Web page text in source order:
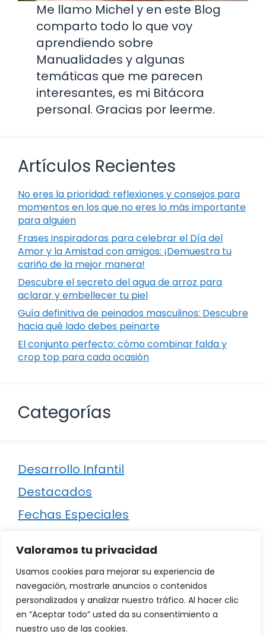
Valoramos tu privacidad
Usamos cookies para mejorar su experiencia de
navegación, mostrarle anuncios o contenidos
personalizados y analizar nuestro tráfico. Al hacer clic
en “Aceptar todo” usted da su consentimiento a
nuestro uso de las cookies.
Me llamo Michel y en este Blog
comparto todo lo que voy
aprendiendo sobre
Manualidades y algunas
temáticas que me parecen
interesantes, es mi Bitácora
personal. Gracias por leerme.
Artículos Recientes
No eres la prioridad: reflexiones y consejos para
momentos en los que no eres lo más importante
para alguien
Frases inspiradoras para celebrar el Día del
Amor y la Amistad con amigos: ¡Demuestra tu
cariño de la mejor manera!
Descubre el secreto del agua de arroz para
aclarar y embellecer tu piel
Guía definitiva de peinados masculinos: Descubre
hacia qué lado debes peinarte
El conjunto perfecto: cómo combinar falda y
crop top para cada ocasión
Categorías
Desarrollo Infantil
Destacados
Fechas Especiales
Regalos
Relaciones
Ropa